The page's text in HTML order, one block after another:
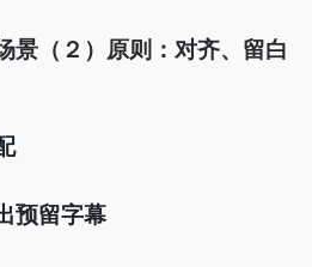
景 （２）原则：对齐、留白
预留字幕